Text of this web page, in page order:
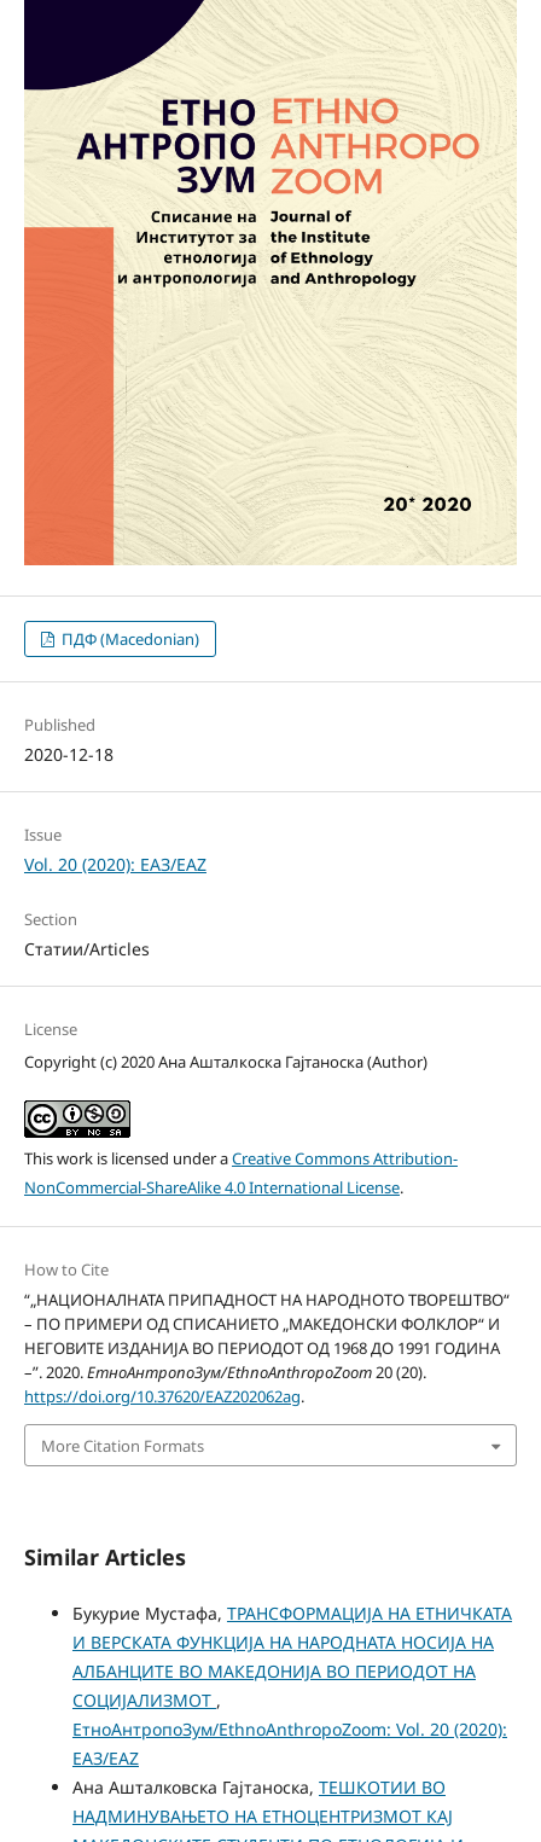
ПДФ (Macedonian)
Published
2020-12-18
Issue
Vol. 20 (2020): ЕАЗ/EAZ
Section
Статии/Articles
License
Copyright (c) 2020 Ана Ашталкоска Гајтаноска (Author)
This work is licensed under aCreative Commons Attribution-
NonCommercial-ShareAlike 4.0 International License.
How to Cite
“„НАЦИОНАЛНАТА ПРИПАДНОСТ НА НАРОДНОТО ТВОРЕШТВО“
– ПО ПРИМЕРИ ОД СПИСАНИЕТО „МАКЕДОНСКИ ФОЛКЛОР“ И
НЕГОВИТЕ ИЗДАНИЈА ВО ПЕРИОДОТ ОД 1968 ДО 1991 ГОДИНА
–”. 2020.ЕтноАнтропоЗум/EthnoAnthropoZoom20 (20).
https://doi.org/10.37620/EAZ202062ag.
More Citation Formats
Similar Articles
Букурие Мустафа, ТРАНСФОРМАЦИЈА НА ЕТНИЧКАТА
И ВЕРСКАТА ФУНКЦИЈА НА НАРОДНАТА НОСИЈА НА
АЛБАНЦИТЕ ВО МАКЕДОНИЈА ВО ПЕРИОДОТ НА
СОЦИЈАЛИЗМОТ ,
ЕтноАнтропоЗум/EthnoAnthropoZoom: Vol. 20 (2020):
ЕАЗ/EAZ
Ана Ашталковска Гајтаноска, ТЕШКОТИИ ВО
НАДМИНУВАЊЕТО НА ЕТНОЦЕНТРИЗМОТ КАЈ